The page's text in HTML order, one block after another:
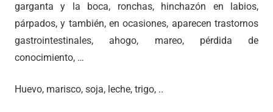
garganta y la boca, ronchas, hinchazón en labios,
párpados, y también, en ocasiones, aparecen trastornos
gastrointestinales, ahogo, mareo, pérdida de
conocimiento, …
Huevo, marisco, soja, leche, trigo, ..